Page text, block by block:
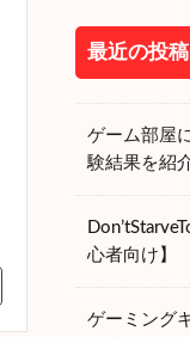
最近の投稿
ゲーム部屋
験結果を紹
心者向け】
ゲーミング